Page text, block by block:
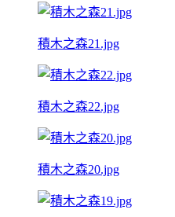
積木之森21.jpg
積木之森22.jpg
積木之森20.jpg